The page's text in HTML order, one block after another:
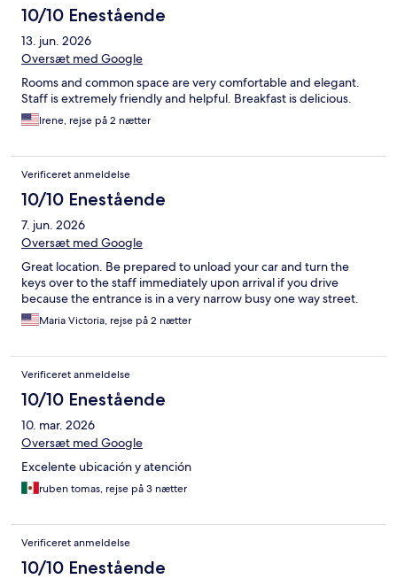
10/10 Enestående
13. jun. 2026
Oversæt med Google
Rooms and common space are very comfortable and elegant.
Staff is extremely friendly and helpful. Breakfast is delicious.
Irene, rejse på 2 nætter
Verificeret anmeldelse
10/10 Enestående
7. jun. 2026
Oversæt med Google
Great location. Be prepared to unload your car and turn the
keys over to the staff immediately upon arrival if you drive
because the entrance is in a very narrow busy one way street.
Maria Victoria, rejse på 2 nætter
Verificeret anmeldelse
10/10 Enestående
10. mar. 2026
Oversæt med Google
Excelente ubicación y atención
ruben tomas, rejse på 3 nætter
Verificeret anmeldelse
10/10 Enestående